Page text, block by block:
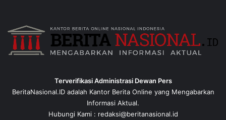
Terverifikasi Administrasi Dewan Pers
BeritaNasional.ID adalah Kantor Berita Online yang Mengabarkan
Informasi Aktual.
Hubungi Kami : redaksi@beritanasional.id